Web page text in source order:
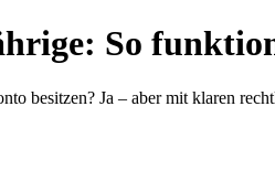
So
besitzen? Ja – aber mit klaren